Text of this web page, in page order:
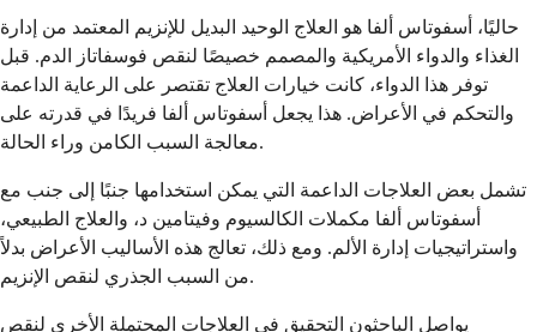
حاليًا، أسفوتاس ألفا هو العلاج الوحيد البديل للإنزيم المعتمد من إدارة
الغذاء والدواء الأمريكية والمصمم خصيصًا لنقص فوسفاتاز الدم. قبل
توفر هذا الدواء، كانت خيارات العلاج تقتصر على الرعاية الداعمة
والتحكم في الأعراض. هذا يجعل أسفوتاس ألفا فريدًا في قدرته على
معالجة السبب الكامن وراء الحالة.
تشمل بعض العلاجات الداعمة التي يمكن استخدامها جنبًا إلى جنب مع
أسفوتاس ألفا مكملات الكالسيوم وفيتامين د، والعلاج الطبيعي،
واستراتيجيات إدارة الألم. ومع ذلك، تعالج هذه الأساليب الأعراض بدلاً
من السبب الجذري لنقص الإنزيم.
يواصل الباحثون التحقيق في العلاجات المحتملة الأخرى لنقص